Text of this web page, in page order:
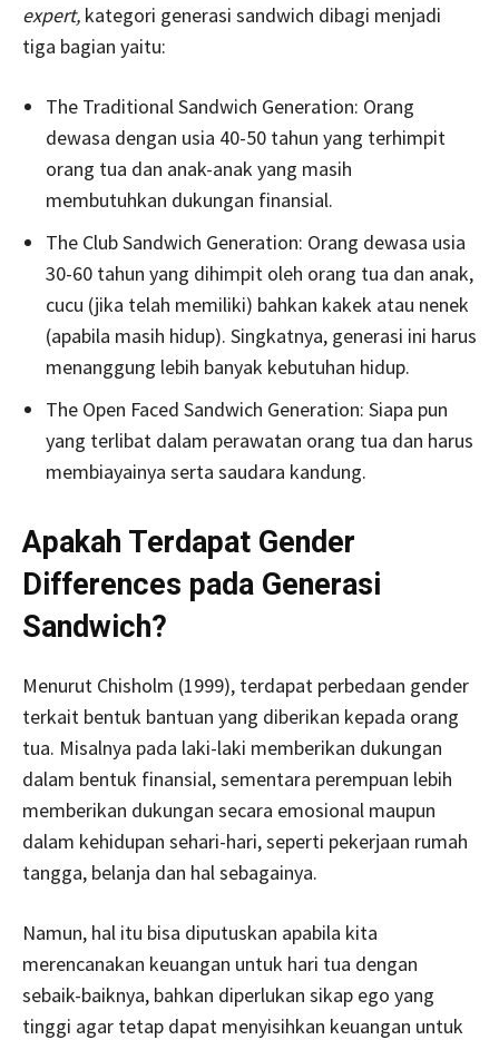
expert, kategori generasi sandwich dibagi menjadi
tiga bagian yaitu:
The Traditional Sandwich Generation: Orang
dewasa dengan usia 40-50 tahun yang terhimpit
orang tua dan anak-anak yang masih
membutuhkan dukungan finansial.
The Club Sandwich Generation: Orang dewasa usia
30-60 tahun yang dihimpit oleh orang tua dan anak,
cucu (jika telah memiliki) bahkan kakek atau nenek
(apabila masih hidup). Singkatnya, generasi ini harus
menanggung lebih banyak kebutuhan hidup.
The Open Faced Sandwich Generation: Siapa pun
yang terlibat dalam perawatan orang tua dan harus
membiayainya serta saudara kandung.
Apakah Terdapat Gender
Differences pada Generasi
Sandwich?
Menurut Chisholm (1999), terdapat perbedaan gender
terkait bentuk bantuan yang diberikan kepada orang
tua. Misalnya pada laki-laki memberikan dukungan
dalam bentuk finansial, sementara perempuan lebih
memberikan dukungan secara emosional maupun
dalam kehidupan sehari-hari, seperti pekerjaan rumah
tangga, belanja dan hal sebagainya.
Namun, hal itu bisa diputuskan apabila kita
merencanakan keuangan untuk hari tua dengan
sebaik-baiknya, bahkan diperlukan sikap ego yang
tinggi agar tetap dapat menyisihkan keuangan untuk